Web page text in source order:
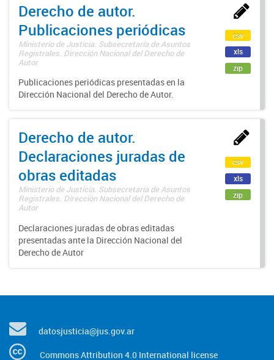
Derecho de autor.
Publicaciones periódicas
Ministerio de Justicia. Subsecretaría de Asuntos
Registrales. Dirección Nacional del Derecho de
Autor
Publicaciones periódicas presentadas en la
Dirección Nacional del Derecho de Autor.
csv
xls
zip
Derecho de autor.
Declaraciones juradas de
obras editadas
Ministerio de Justicia. Subsecretaría de Asuntos
Registrales. Dirección Nacional del Derecho de
Autor
Declaraciones juradas de obras editadas
presentadas ante la Dirección Nacional del
Derecho de Autor
csv
xls
zip
datosjusticia@jus.gov.ar
Commons Attribution 4.0 International license